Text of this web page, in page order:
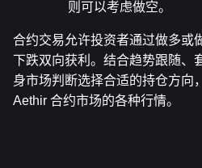
则可以考虑做空。
合约交易允许投资者通过做多或
下跌双向获利。结合趋势跟随、
身市场判断选择合适的持仓方向
Aethir 合约市场的各种行情。